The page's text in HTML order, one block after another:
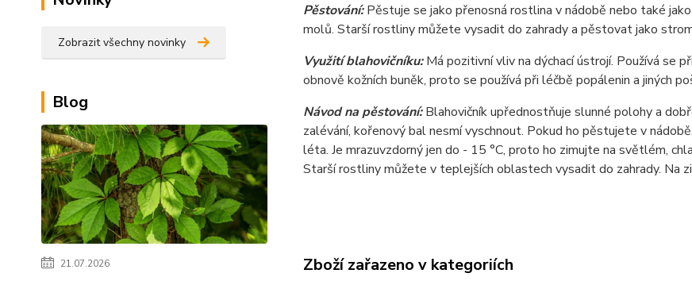
Zobrazit všechny novinky
Blog
21.07.2026
Pěstování:Pěstuje se jako přenosná rostlina v nádobě nebo také
molů. Starší rostliny můžete vysadit do zahrady a pěstovat jako
Využití blahovičníku:Má pozitivní vliv na dýchací ústrojí. Používá se
obnově kožních buněk, proto se používá při léčbě popálenin a jiných
Návod na pěstování:Blahovičník upřednostňuje slunné polohy a
zalévání, kořenový bal nesmí vyschnout. Pokud ho pěstujete v
léta. Je mrazuvzdorný jen do - 15 °C, proto ho zimujte na světlém,
Starší rostliny můžete v teplejších oblastech vysadit do zahrady. Na
Zboží zařazeno v kategoriích